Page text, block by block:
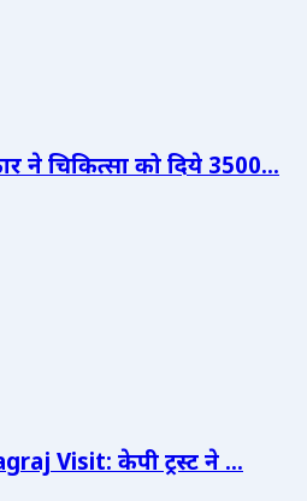
ने चिकित्सा को दिये 3500...
Visit: केपी ट्रस्ट ने ...